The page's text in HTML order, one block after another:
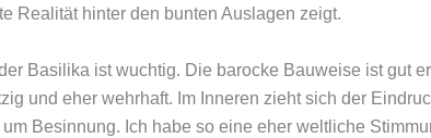
Realität hinter den bunten Auslagen zeigt.
Basilika ist wuchtig. Die barocke Bauweise ist gut
und eher wehrhaft. Im Inneren zieht sich der
Besinnung. Ich habe so eine eher weltliche